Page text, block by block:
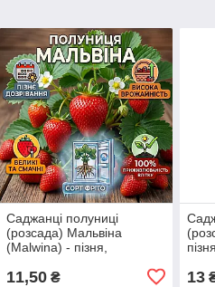
Саджанці полуниці
(розсада) Мальвіна
(Malwina) - пізня,
соковита
11,50₴ 13